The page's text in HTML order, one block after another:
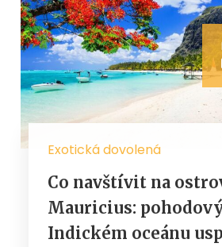
Exotická dovolená
Co navštívit na
Mauricius:
Indickém oceánu